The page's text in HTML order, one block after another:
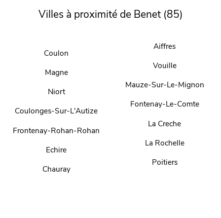
Villes à proximité de Benet (85)
Coulon
Magne
Niort
Coulonges-Sur-L'Autize
Frontenay-Rohan-Rohan
Echire
Chauray
Aiffres
Vouille
Mauze-Sur-Le-Mignon
Fontenay-Le-Comte
La Creche
La Rochelle
Poitiers